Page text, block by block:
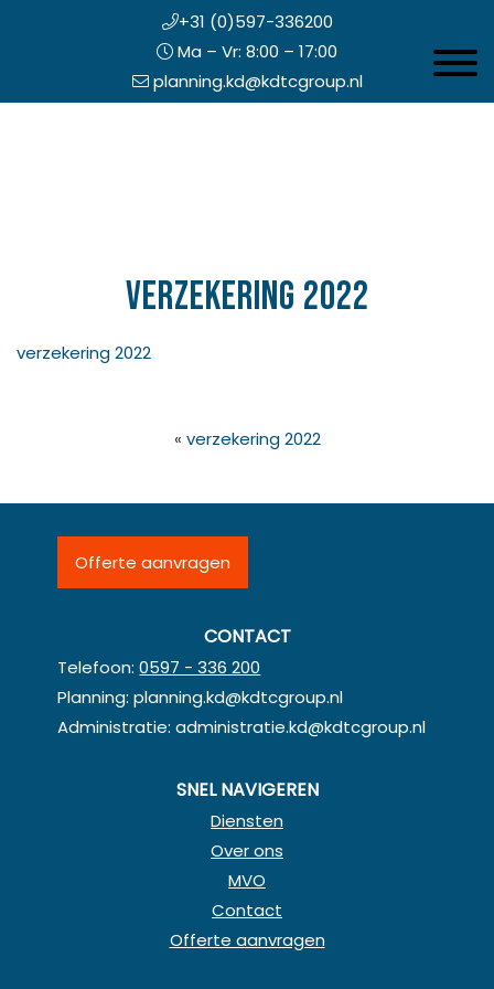
+31 (0)597-336200
Ma – Vr: 8:00 – 17:00
planning.kd@kdtcgroup.nl
verzekering 2022
verzekering 2022
« verzekering 2022
Offerte aanvragen
CONTACT
Telefoon:0597 - 336 200
Planning:planning.kd@kdtcgroup.nl
Administratie:administratie.kd@kdtcgroup.nl
SNEL NAVIGEREN
Diensten
Over ons
MVO
Contact
Offerte aanvragen